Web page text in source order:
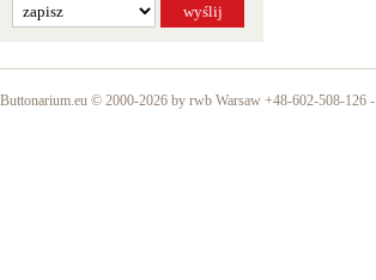
Buttonarium.eu © 2000-2026 by rwb Warsaw +48-602-508-126 -